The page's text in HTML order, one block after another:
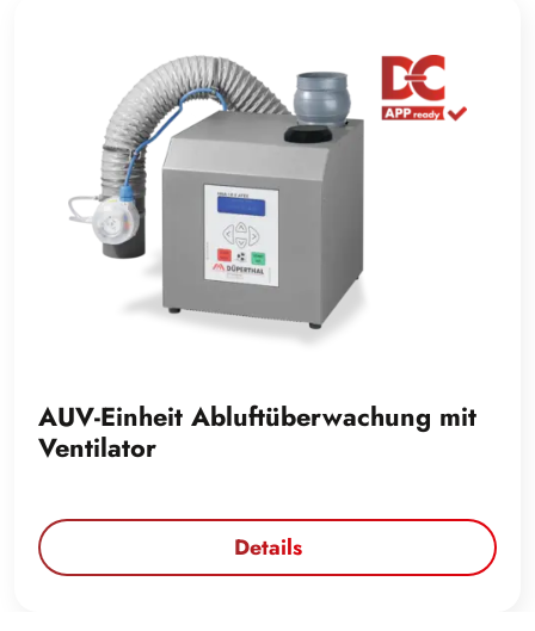
AUV-Einheit Abluftüberwachung mit
Ventilator
Details